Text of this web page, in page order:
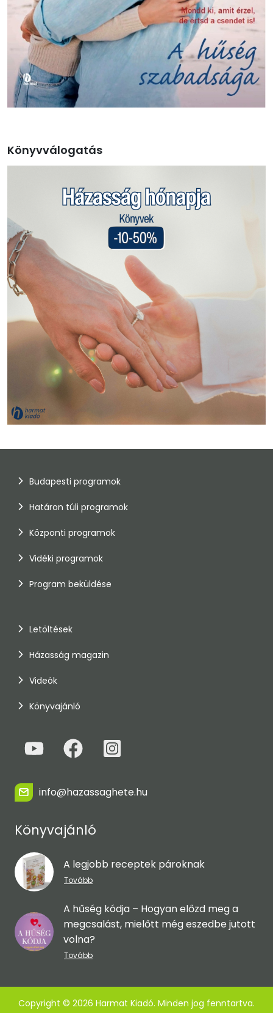
Könyvválogatás
Budapesti programok
Határon túli programok
Központi programok
Vidéki programok
Program beküldése
Letöltések
Házasság magazin
Videók
Könyvajánló
info@hazassaghete.hu
Könyvajánló
A legjobb receptek pároknak
Tovább
A hűség kódja – Hogyan előzd meg a
megcsalást, mielőtt még eszedbe jutott
volna?
Tovább
Copyright © 2026 Harmat Kiadó. Minden jog fenntartva.